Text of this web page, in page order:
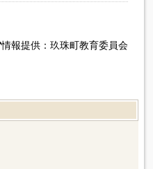
情報提供：玖珠町教育委員会